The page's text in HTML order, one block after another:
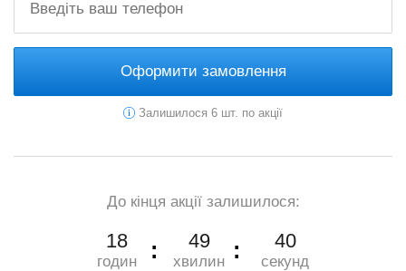
Оформити замовлення
Залишилося 6 шт. по акції
До кінця акції залишилося:
18
годин
49
хвилин
39
секунд